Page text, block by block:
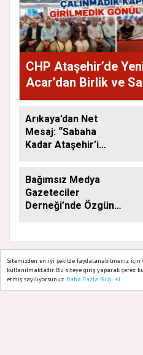
Sitemizden en iyi şekilde faydalanabilmeniz için
kullanılmaktadır. Bu siteye giriş yaparak çerez
etmiş sayılıyorsunuz. Daha Fazla Bilgi Al
CHP Ataşehir’de
Acar’dan Birlik ve
Arıkaya’dan Net
Mesaj: “Sabaha
Kadar Ataşehir’i
Bağımsız Medya
Gazeteciler
Derneği’nde Özgün
GAZETE
Ana Sayfa Web TV